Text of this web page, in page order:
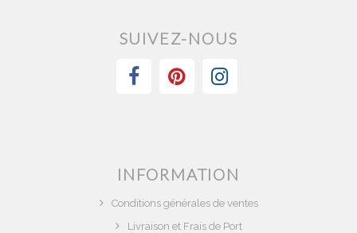
SUIVEZ-NOUS
INFORMATION
Conditions générales de ventes
Livraison et Frais de Port